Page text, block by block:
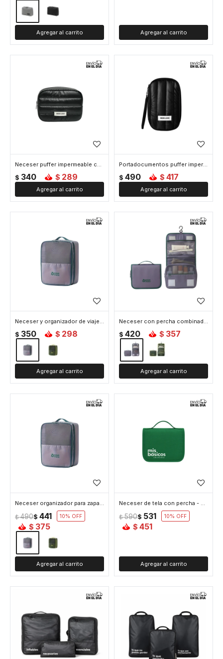
Neceser puffer impermeable chico - Negro
$ 340 $ 289
Portadocumentos puffer impermeable mediano - Negro
$ 490 $ 417
Neceser y organizador de viaje y almacenamiento - Lila
$ 350 $ 298
Neceser con percha combinado - Lila
$ 420 $ 357
Neceser organizador para zapatos - Lila
$ 441
$ 490 10
$ 375
Neceser de tela con percha - Verde
$ 531
$ 590 10
$ 451